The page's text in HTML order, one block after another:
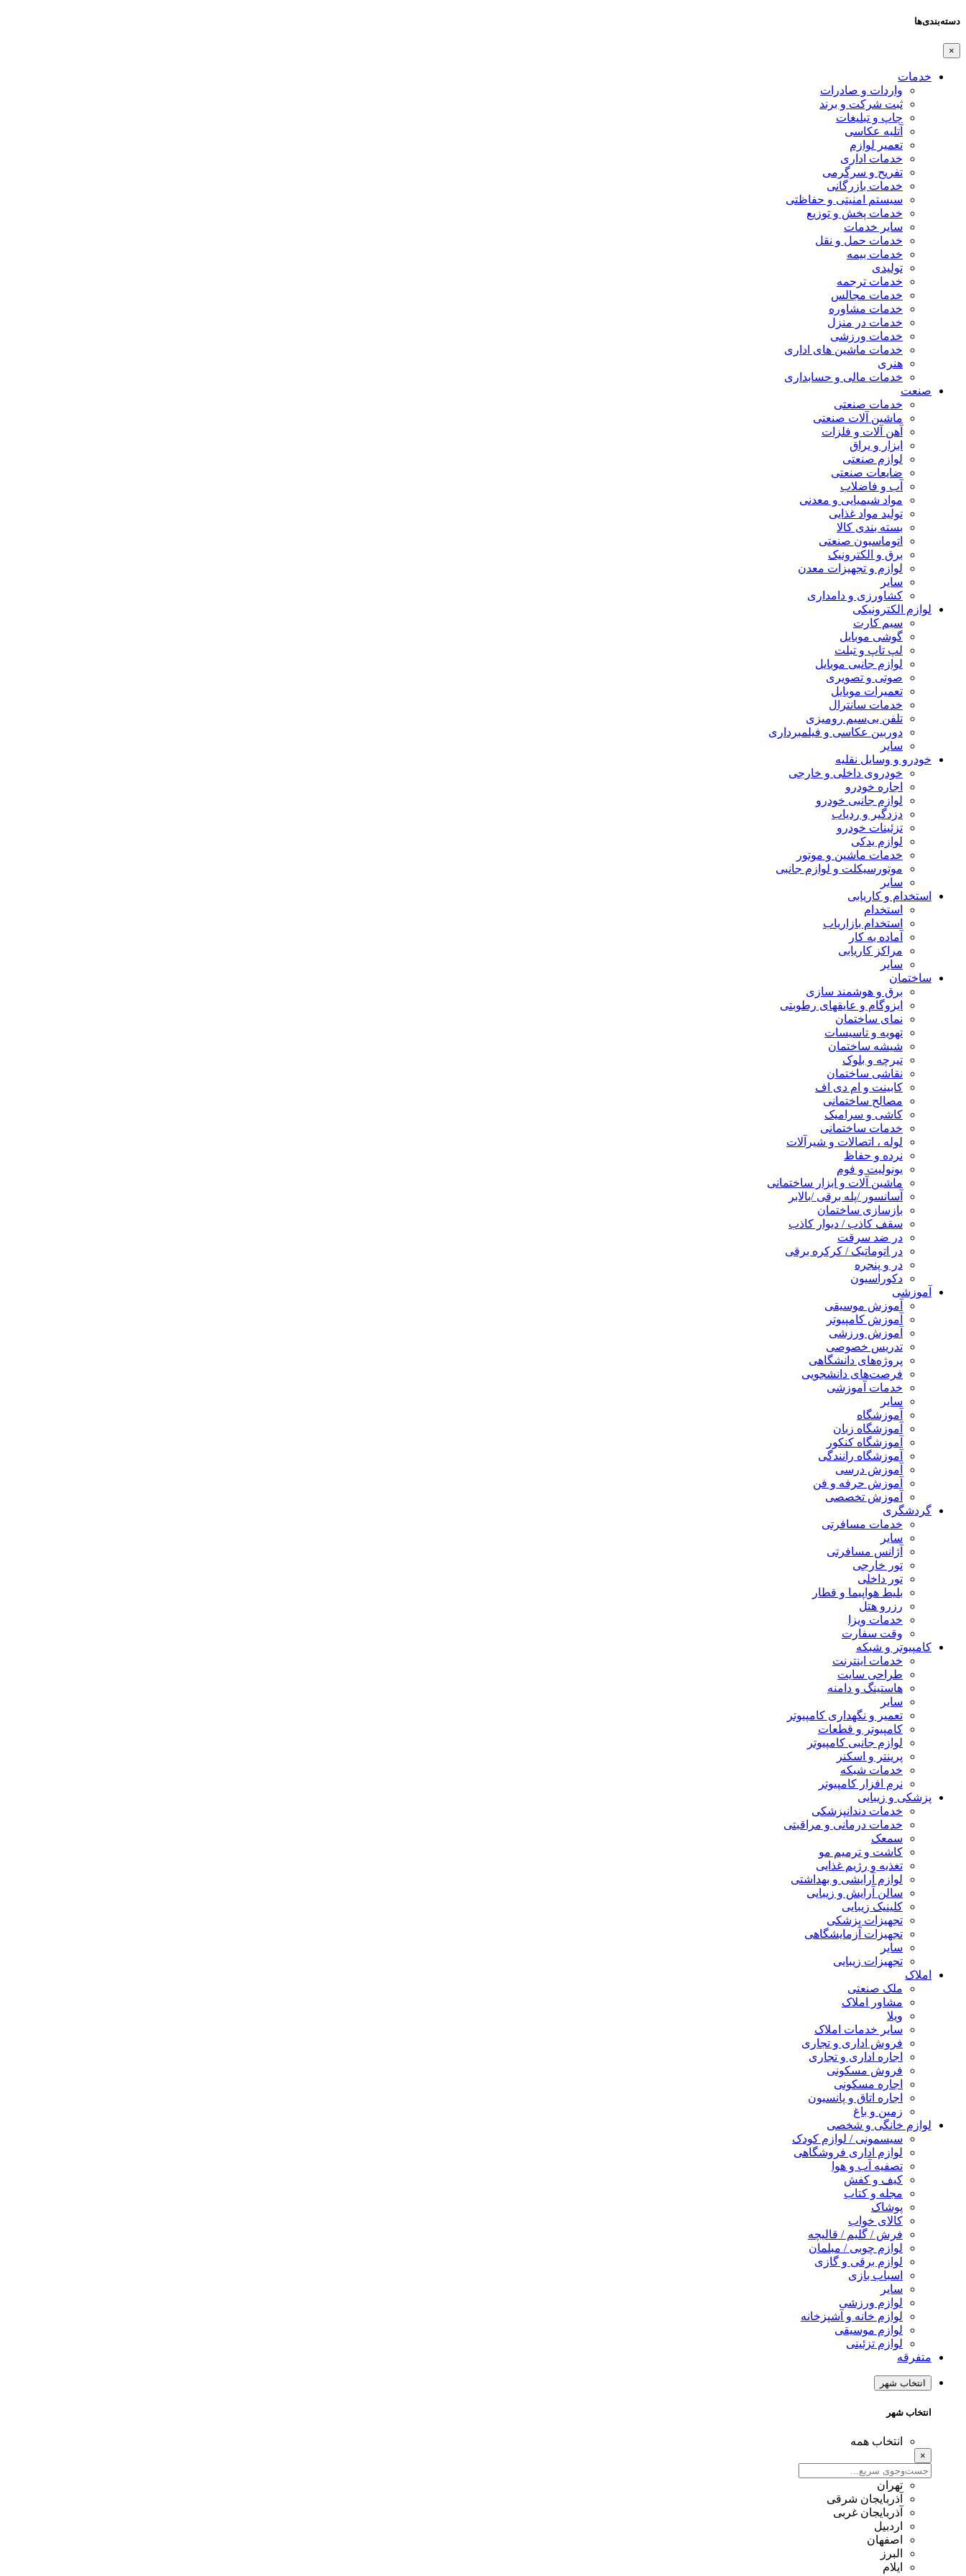
دسته‌بندی‌ها
×
خدمات
واردات و صادرات
ثبت شرکت و برند
چاپ و تبلیغات
آتلیه عکاسی
تعمیر لوازم
خدمات اداری
تفریح و سرگرمی
خدمات بازرگانی
سیستم امنیتی و حفاظتی
خدمات پخش و توزیع
سایر خدمات
خدمات حمل و نقل
خدمات بیمه
تولیدی
خدمات ترجمه
خدمات مجالس
خدمات مشاوره
خدمات در منزل
خدمات ورزشی
خدمات ماشین های اداری
هنری
خدمات مالی و حسابداری
صنعت
خدمات صنعتی
ماشین آلات صنعتی
آهن آلات و فلزات
ابزار و یراق
لوازم صنعتی
ضایعات صنعتی
آب و فاضلاب
مواد شیمیایی و معدنی
تولید مواد غذایی
بسته بندی کالا
اتوماسیون صنعتی
برق و الکترونیک
لوازم و تجهیزات معدن
سایر
کشاورزی و دامداری
لوازم الکترونیکی
سیم کارت
گوشی موبایل
لپ تاپ و تبلت
لوازم جانبی موبایل
صوتی و تصویری
تعمیرات موبایل
خدمات سانترال
تلفن بی‌سیم رومیزی
دوربین عکاسی و فیلمبرداری
سایر
خودرو و وسایل نقلیه
خودروی داخلی و خارجی
اجاره خودرو
لوازم جانبی خودرو
دزدگیر و ردیاب
تزئینات خودرو
لوازم یدکی
خدمات ماشین و موتور
موتورسیکلت و لوازم جانبی
سایر
استخدام و کاریابی
استخدام
استخدام بازاریاب
آماده به کار
مراکز کاریابی
سایر
ساختمان
برق و هوشمند سازی
ایزوگام و عایقهای رطوبتی
نمای ساختمان
تهویه و تاسیسات
شیشه ساختمان
تیرچه و بلوک
نقاشی ساختمان
کابینت و ام دی اف
مصالح ساختمانی
کاشی و سرامیک
خدمات ساختمانی
لوله ، اتصالات و شیرآلات
نرده و حفاظ
یونولیت و فوم
ماشین آلات و ابزار ساختمانی
آسانسور /پله برقی /بالابر
بازسازی ساختمان
سقف کاذب / دیوار کاذب
در ضد سرقت
در اتوماتیک / کرکره برقی
در و پنجره
دکوراسیون
آموزشی
آموزش موسیقی
آموزش کامپیوتر
آموزش ورزشی
تدریس خصوصی
پروژه‌های دانشگاهی
فرصت‌های دانشجویی
خدمات آموزشی
سایر
آموزشگاه
آموزشگاه زبان
آموزشگاه کنکور
آموزشگاه رانندگی
آموزش درسی
آموزش حرفه و فن
آموزش تخصصی
گردشگری
خدمات مسافرتی
سایر
آژانس مسافرتی
تور خارجی
تور داخلی
بلیط هواپیما و قطار
رزرو هتل
خدمات ویزا
وقت سفارت
کامپیوتر و شبکه
خدمات اینترنت
طراحی سایت
هاستینگ و دامنه
سایر
تعمیر و نگهداری کامپیوتر
کامپیوتر و قطعات
لوازم جانبی کامپیوتر
پرینتر و اسکنر
خدمات شبکه
نرم افزار کامپیوتر
پزشکی و زیبایی
خدمات دندانپزشکی
خدمات درمانی و مراقبتی
سمعک
کاشت و ترمیم مو
تغذیه و رژیم غذایی
لوازم آرایشی و بهداشتی
سالن آرایش و زیبایی
کلینیک زیبایی
تجهیزات پزشکی
تجهیزات آزمایشگاهی
سایر
تجهیزات زیبایی
املاک
ملک صنعتی
مشاور املاک
ویلا
سایر خدمات املاک
فروش اداری و تجاری
اجاره اداری و تجاری
فروش مسکونی
اجاره مسکونی
اجاره اتاق و پانسیون
زمین و باغ
لوازم خانگی و شخصی
سیسمونی / لوازم کودک
لوازم اداری فروشگاهی
تصفیه آب و هوا
کیف و کفش
مجله و کتاب
پوشاک
کالای خواب
فرش / گلیم / قالیچه
لوازم چوبی / مبلمان
لوازم برقی و گازی
اسباب بازی
سایر
لوازم ورزشی
لوازم خانه و آشپزخانه
لوازم موسیقی
لوازم تزئینی
متفرقه
انتخاب شهر
انتخاب شهر
انتخاب همه
×
تهران
آذربایجان شرقی
آذربایجان غربی
اردبیل
اصفهان
البرز
ایلام